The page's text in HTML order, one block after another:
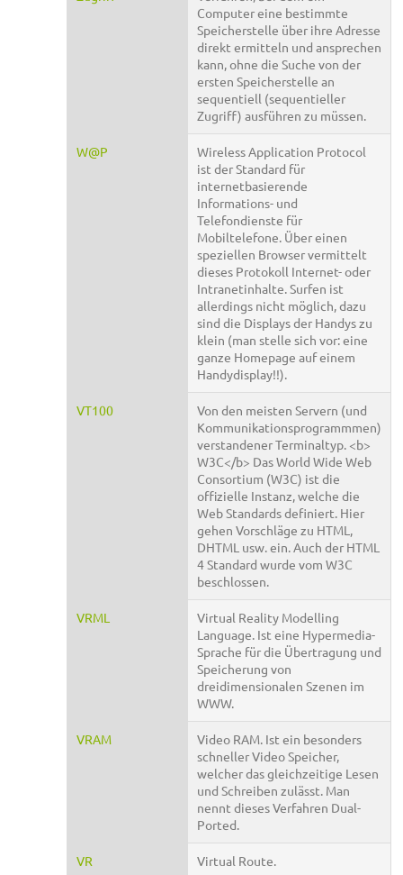
Computer eine bestimmte
Speicherstelle über ihre Adresse
direkt ermitteln und ansprechen
kann, ohne die Suche von der
ersten Speicherstelle an
sequentiell (sequentieller
Zugriff) ausführen zu müssen.
W@P
Wireless Application Protocol
ist der Standard für
internetbasierende
Informations- und
Telefondienste für
Mobiltelefone. Über einen
speziellen Browser vermittelt
dieses Protokoll Internet- oder
Intranetinhalte. Surfen ist
allerdings nicht möglich, dazu
sind die Displays der Handys zu
klein (man stelle sich vor: eine
ganze Homepage auf einem
Handydisplay!!).
VT100
Von den meisten Servern (und
Kommunikationsprogrammmen)
verstandener Terminaltyp. <b>
W3C</b> Das World Wide Web
Consortium (W3C) ist die
offizielle Instanz, welche die
Web Standards definiert. Hier
gehen Vorschläge zu HTML,
DHTML usw. ein. Auch der HTML
4 Standard wurde vom W3C
beschlossen.
VRML
Virtual Reality Modelling
Language. Ist eine Hypermedia-
Sprache für die Übertragung und
Speicherung von
dreidimensionalen Szenen im
WWW.
VRAM
Video RAM. Ist ein besonders
schneller Video Speicher,
welcher das gleichzeitige Lesen
und Schreiben zulässt. Man
nennt dieses Verfahren Dual-
Ported.
VR Virtual Route.